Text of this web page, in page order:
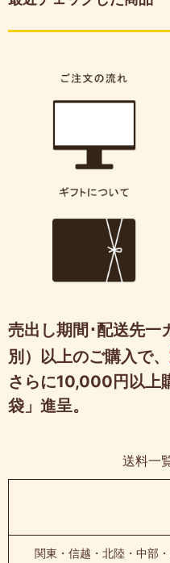
売出し期間･配送先
別）以上のご購入で、
さらに10,000円以上
袋」進呈。
送料一
関東・信越・北陸・中部